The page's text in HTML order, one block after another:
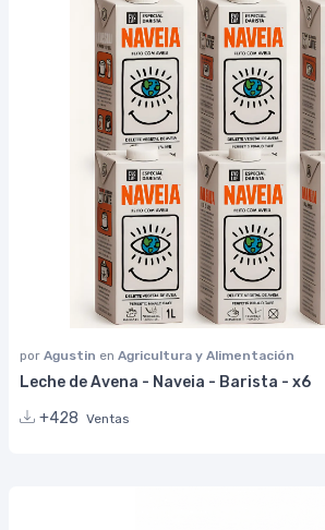
por Agustin en Agricultura y Alimentación
Leche de Avena - Naveia - Barista - x6
+428 Ventas